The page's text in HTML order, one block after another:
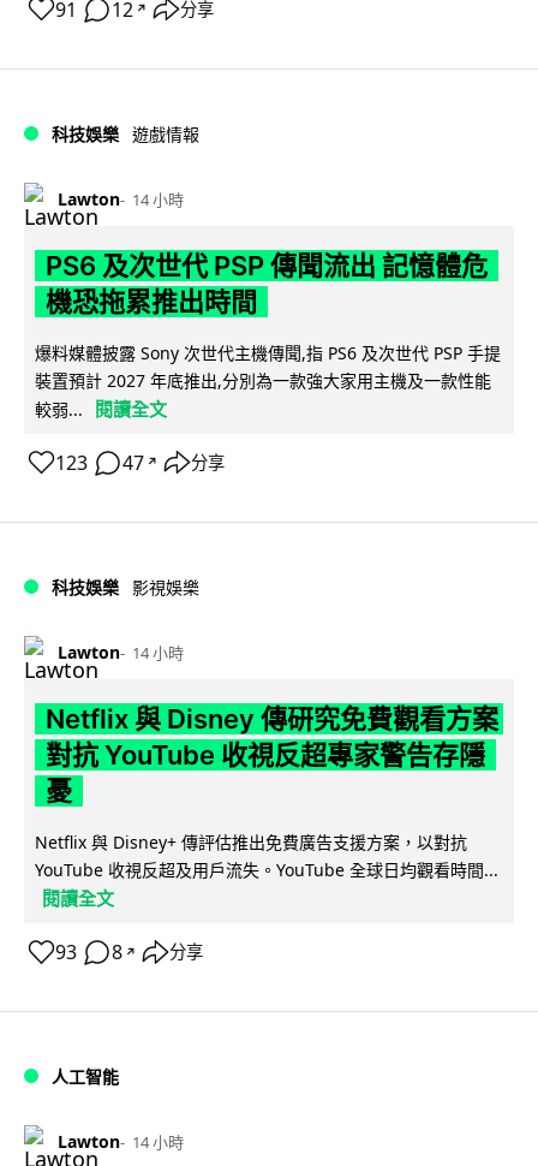
91 12 ↗ 分享
科技娛樂 遊戲情報
Lawton 14 小時
PS6 及次世代 PSP 傳聞流出 記憶體危
機恐拖累推出時間
爆料媒體披露 Sony 次世代主機傳聞,指 PS6 及次世代 PSP 手提
裝置預計 2027 年底推出,分別為一款強大家用主機及一款性能
較弱...
閱讀全文
123 47 ↗ 分享
科技娛樂 影視娛樂
Lawton 14 小時
Netflix 與 Disney 傳研究免費觀看方案
對抗 YouTube 收視反超專家警告存隱
憂
Netflix 與 Disney+ 傳評估推出免費廣告支援方案，以對抗
YouTube 收視反超及用戶流失。YouTube 全球日均觀看時間...
閱讀全文
93 8 ↗ 分享
人工智能
Lawton 14 小時